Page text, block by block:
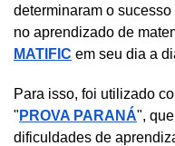
determinaram o
MATIFIC em seu dia a
Para isso, foi utilizado
" PROVA PARANÁ",
dificuldades de